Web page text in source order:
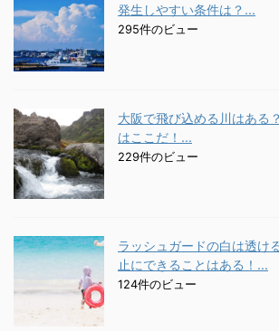
発生しやすい条件は？...
295件のビュー
大阪で飛び込める川はある
はここだ！...
229件のビュー
ラッシュガードの白は透け
止にできることはある！...
124件のビュー